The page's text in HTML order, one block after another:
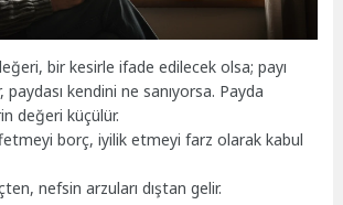
bir kesirle ifade edilecek olsa; payı
paydası kendini ne sanıyorsa. Payda
değeri küçülür.
borç, iyilik etmeyi farz olarak kabul
nefsin arzuları dıştan gelir.